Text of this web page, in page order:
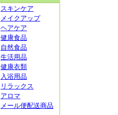
スキンケア
メイクアップ
ヘアケア
健康食品
自然食品
生活用品
健康衣類
入浴用品
リラックス
アロマ
メール便配送商品